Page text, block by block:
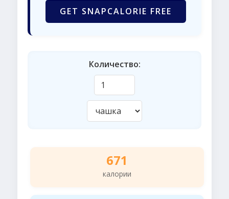
GET SNAPCALORIE FREE
Количество:
671
калории